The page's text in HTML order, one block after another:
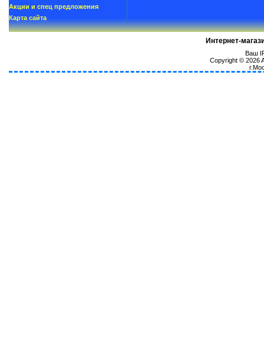
Акции и спец предложения
Карта сайта
Интернет-
Ваш
Copyright © 2026